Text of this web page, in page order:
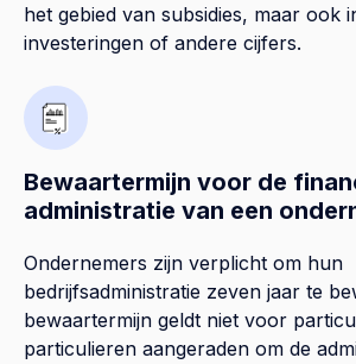
het gebied van subsidies, maar ook
investeringen of andere cijfers.
Bewaartermijn voor de
administratie van een
Ondernemers zijn verplicht om hun
bedrijfsadministratie zeven jaar te
bewaartermijn geldt niet voor
particulieren aangeraden om de